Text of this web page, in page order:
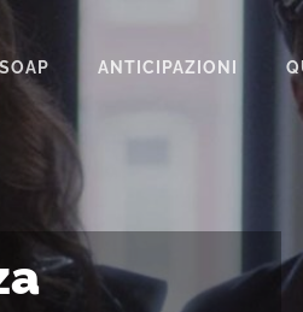
SOAP
IL PARADISO DELLE SIGNORE
SEGRETI DI FAMIGLIA
ANTICIPAZIONI